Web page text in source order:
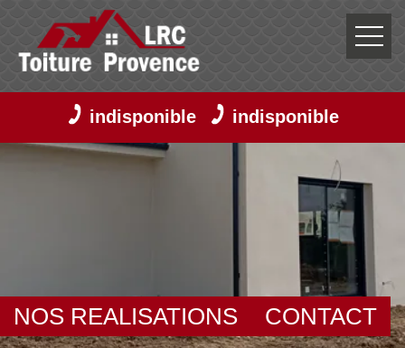
indisponible indisponible
NOS REALISATIONS CONTACT